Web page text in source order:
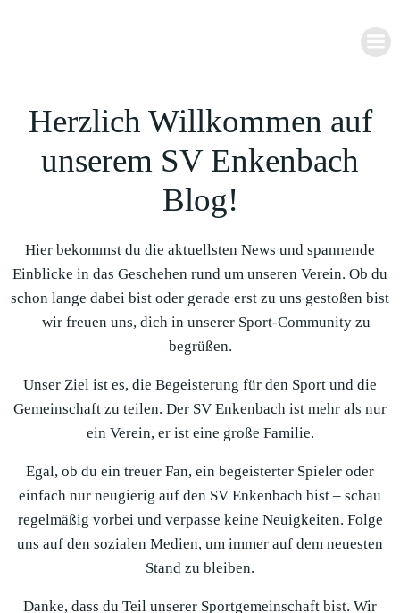
Herzlich Willkommen auf
unserem SV Enkenbach
Blog!
Hier bekommst du die aktuellsten News und spannende
Einblicke in das Geschehen rund um unseren Verein. Ob du
schon lange dabei bist oder gerade erst zu uns gestoßen bist
– wir freuen uns, dich in unserer Sport-Community zu
begrüßen.
Unser Ziel ist es, die Begeisterung für den Sport und die
Gemeinschaft zu teilen. Der SV Enkenbach ist mehr als nur
ein Verein, er ist eine große Familie.
Egal, ob du ein treuer Fan, ein begeisterter Spieler oder
einfach nur neugierig auf den SV Enkenbach bist – schau
regelmäßig vorbei und verpasse keine Neuigkeiten. Folge
uns auf den sozialen Medien, um immer auf dem neuesten
Stand zu bleiben.
Danke, dass du Teil unserer Sportgemeinschaft bist. Wir